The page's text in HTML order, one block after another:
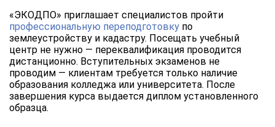
«ЭКОДПО» приглашает специалистов пройти
профессиональную переподготовку по
землеустройству и кадастру. Посещать учебный
центр не нужно — переквалификация проводится
дистанционно. Вступительных экзаменов не
проводим — клиентам требуется только наличие
образования колледжа или университета. После
завершения курса выдается диплом установленного
образца.